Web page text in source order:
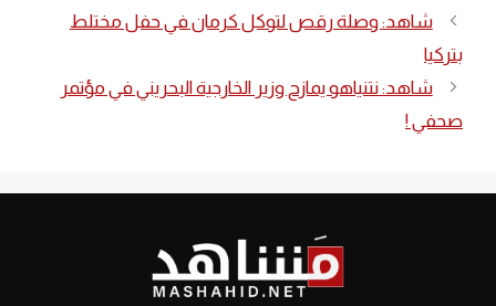
شاهد: وصلة رقص لتوكل كرمان في حفل مختلط
بتركيا
شاهد: نتنياهو يمازح وزير الخارجية البحريني في مؤتمر
صحفي !